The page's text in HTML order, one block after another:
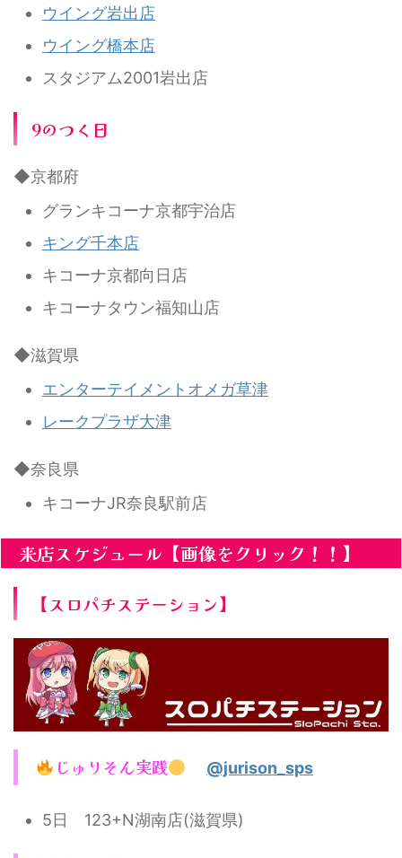
ウイング岩出店
ウイング橋本店
スタジアム2001岩出店
9のつく日
◆京都府
グランキコーナ京都宇治店
キング千本店
キコーナ京都向日店
キコーナタウン福知山店
◆滋賀県
エンターテイメントオメガ草津
レークプラザ大津
◆奈良県
キコーナJR奈良駅前店
来店スケジュール【画像をクリック！！】
【スロパチステーション】
じゅりそん実践 @jurison_sps
5日 123+N湖南店(滋賀県)